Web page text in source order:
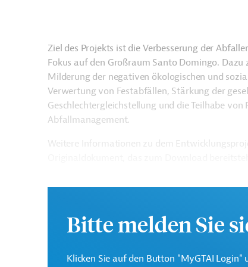
Ziel des Projekts ist die Verbesserung der
Fokus auf den Großraum Santo Domingo.
Milderung der negativen ökologischen und
Verwertung von Festabfällen, Stärkung der
Geschlechtergleichstellung und die Teilhabe
Abfallmanagement.
Weitere Informationen zu dem
Geberbeitrag:
44,2 Millionen US-Dollar (Darlehen)
Bitte melden Sie
Klicken Sie auf den Button "MyGTAI Login"